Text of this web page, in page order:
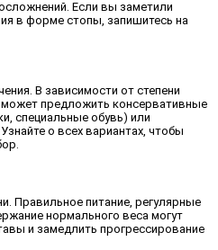
Если вы заметили
в форме стопы, запишитесь на
В зависимости от степени
предложить консервативные
специальные обувь) или
о всех вариантах, чтобы
Правильное питание, регулярные
нормального веса могут
и замедлить прогрессирование